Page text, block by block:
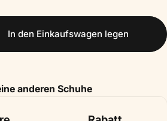
In den Einkaufswagen legen
anderen Schuhe